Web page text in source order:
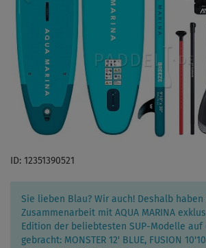
ID: 12351390521
Sie lieben Blau? Wir auch! Deshalb haben
Zusammenarbeit mit AQUA MARINA
Edition der beliebtesten SUP-Modelle auf
gebracht: MONSTER 12' BLUE, FUSION